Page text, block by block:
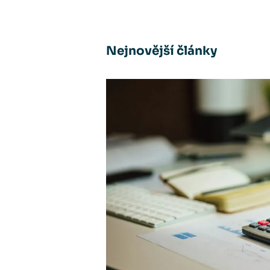
Nejnovější články